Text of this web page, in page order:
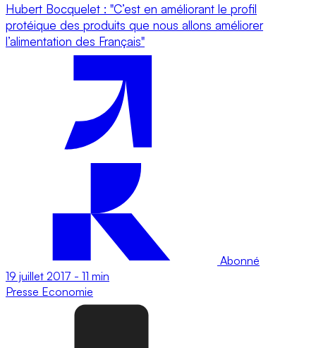
Hubert Bocquelet : "C’est en améliorant le proﬁl
protéique des produits que nous allons améliorer
l’alimentation des Français"
Abonné
19 juillet 2017 - 11 min
Presse Economie